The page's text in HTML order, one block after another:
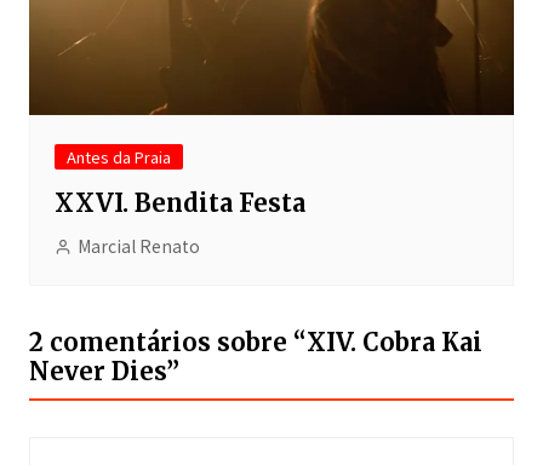
Antes da Praia
XXVI. Bendita Festa
Marcial Renato
2 comentários sobre “XIV. Cobra Kai
Never Dies”